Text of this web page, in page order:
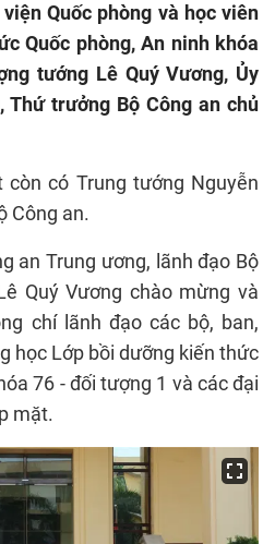
Quốc phòng và học viên
Quốc phòng, An ninh khóa
tướng Lê Quý Vương, Ủy
Thứ trưởng Bộ Công an chủ
có Trung tướng Nguyễn
Công an.
an Trung ương, lãnh đạo Bộ
Quý Vương chào mừng và
chí lãnh đạo các bộ, ban,
học Lớp bồi dưỡng kiến thức
76 - đối tượng 1 và các đại
mặt.